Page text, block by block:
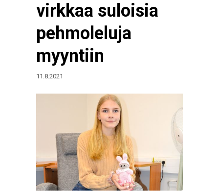
virkkaa suloisia
pehmoleluja
myyntiin
11.8.2021